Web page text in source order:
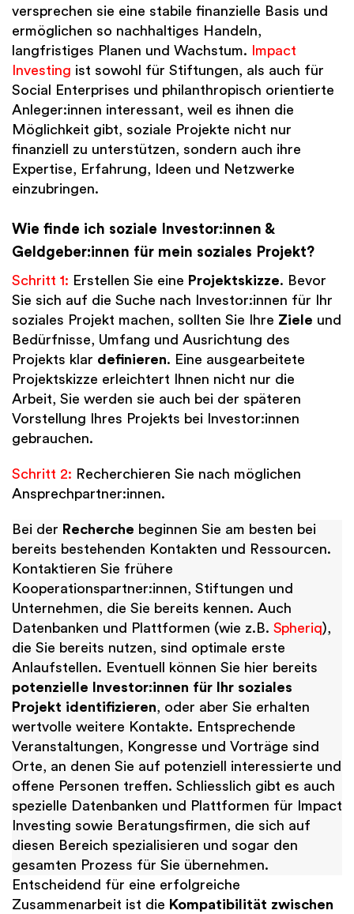
versprechen sie eine stabile finanzielle Basis und
ermöglichen so nachhaltiges Handeln,
langfristiges Planen und Wachstum.
Impact
Investing ist sowohl für Stiftungen, als auch für
Social Enterprises und philanthropisch orientierte
Anleger:innen interessant, weil es ihnen die
Möglichkeit gibt, soziale Projekte nicht nur
finanziell zu unterstützen, sondern auch ihre
Expertise, Erfahrung, Ideen und Netzwerke
einzubringen.
Wie finde ich soziale Investor:innen &
Geldgeber:innen für mein soziales Projekt?
Schritt 1: Erstellen Sie eine Projektskizze. Bevor
Sie sich auf die Suche nach Investor:innen für Ihr
soziales Projekt machen, sollten Sie Ihre Ziele und
Bedürfnisse, Umfang und Ausrichtung des
Projekts klar definieren. Eine ausgearbeitete
Projektskizze erleichtert Ihnen nicht nur die
Arbeit, Sie werden sie auch bei der späteren
Vorstellung Ihres Projekts bei Investor:innen
gebrauchen.
Schritt 2: Recherchieren Sie nach möglichen
Ansprechpartner:innen.
Bei der Recherche beginnen Sie am besten bei
bereits bestehenden Kontakten und Ressourcen.
Kontaktieren Sie frühere
Kooperationspartner:innen, Stiftungen und
Unternehmen, die Sie bereits kennen. Auch
Datenbanken und Plattformen (wie z.B. Spheriq),
die Sie bereits nutzen, sind optimale erste
Anlaufstellen. Eventuell können Sie hier bereits
potenzielle Investor:innen für Ihr soziales
Projekt identifizieren, oder aber Sie erhalten
wertvolle weitere Kontakte. Entsprechende
Veranstaltungen, Kongresse und Vorträge sind
Orte, an denen Sie auf potenziell interessierte und
offene Personen treffen. Schliesslich gibt es auch
spezielle Datenbanken und Plattformen für Impact
Investing sowie Beratungsfirmen, die sich auf
diesen Bereich spezialisieren und sogar den
gesamten Prozess für Sie übernehmen.
Entscheidend für eine erfolgreiche
Zusammenarbeit ist die Kompatibilität zwischen